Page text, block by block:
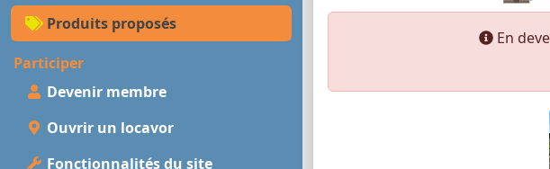
Produits proposés
Participer
Devenir membre
Ouvrir un locavor
Fonctionnalités du site
En